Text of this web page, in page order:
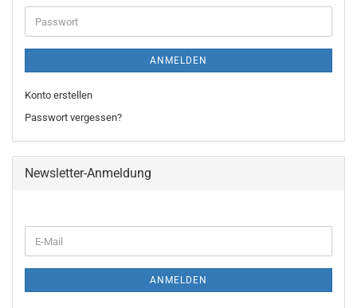
Adresse
Passwort
ANMELDEN
Konto erstellen
Passwort vergessen?
Newsletter-Anmeldung
ZUR
E-
Mail
ANMELDEN